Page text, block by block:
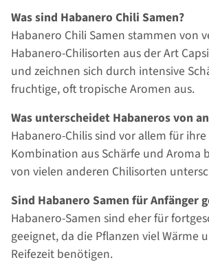
Was sind Habanero Chili Samen?
Habanero Chili Samen stammen von
Habanero-Chilisorten aus der Art
und zeichnen sich durch intensive
fruchtige, oft tropische Aromen aus.
Was unterscheidet Habaneros von
Habanero-Chilis sind vor allem für
Kombination aus Schärfe und Aroma
von vielen anderen Chilisorten
Sind Habanero Samen für Anfänger
Habanero-Samen sind eher für
geeignet, da die Pflanzen viel Wärme
Reifezeit benötigen.